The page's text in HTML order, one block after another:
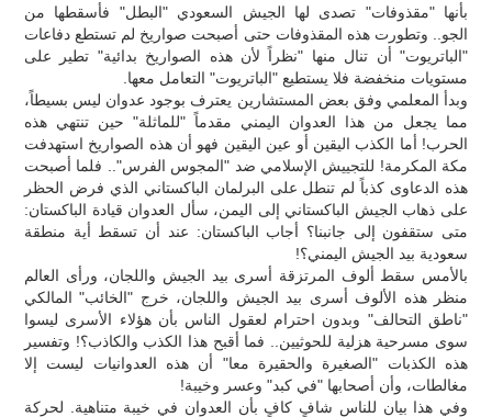
بأنها "مقذوفات" تصدى لها الجيش السعودي "البطل" فأسقطها من
الجو.. وتطورت هذه المقذوفات حتى أصبحت صواريخ لم تستطع دفاعات
"الباتريوت" أن تنال منها "نظراً لأن هذه الصواريخ بدائية" تطير على
مستويات منخفضة فلا يستطيع "الباتريوت" التعامل معها.
وبدأ المعلمي وفق بعض المستشارين يعترف بوجود عدوان ليس بسيطاً،
مما يجعل من هذا العدوان اليمني مقدماً "للماثلة" حين تنتهي هذه
الحرب! أما الكذب اليقين أو عين اليقين فهو أن هذه الصواريخ استهدفت
مكة المكرمة! للتجييش الإسلامي ضد "المجوس الفرس".. فلما أصبحت
هذه الدعاوى كذباً لم تنطل على البرلمان الباكستاني الذي فرض الحظر
على ذهاب الجيش الباكستاني إلى اليمن، سأل العدوان قيادة الباكستان:
متى ستقفون إلى جانبنا؟ أجاب الباكستان: عند أن تسقط أية منطقة
سعودية بيد الجيش اليمني؟!
بالأمس سقط ألوف المرتزقة أسرى بيد الجيش واللجان، ورأى العالم
منظر هذه الألوف أسرى بيد الجيش واللجان، خرج "الخائب" المالكي
"ناطق التحالف" وبدون احترام لعقول الناس بأن هؤلاء الأسرى ليسوا
سوى مسرحية هزلية للحوثيين.. فما أقبح هذا الكذب والكاذب؟! وتفسير
هذه الكذبات "الصغيرة والحقيرة معا" أن هذه العدوانيات ليست إلا
مغالطات، وأن أصحابها "في كبد" وعسر وخيبة!
وفي هذا بيان للناس شافٍ كافٍ بأن العدوان في خيبة متناهية. لحركة